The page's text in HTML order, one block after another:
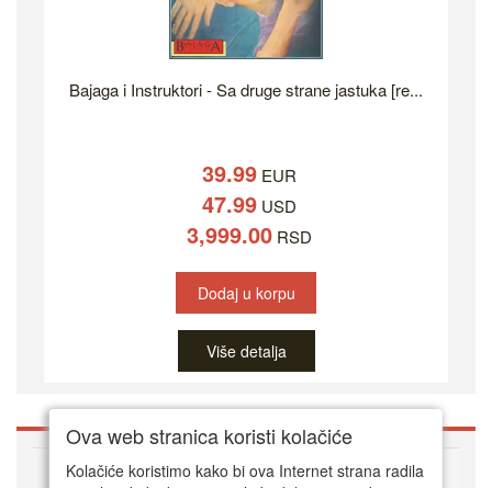
Bajaga i Instruktori - Sa druge strane jastuka [re...
39.99EUR
47.99USD
3,999.00RSD
Dodaj u korpu
Više detalja
O DVD Zoni
Ova web stranica koristi kolačiće
Kolačiće koristimo kako bi ova Internet strana radila